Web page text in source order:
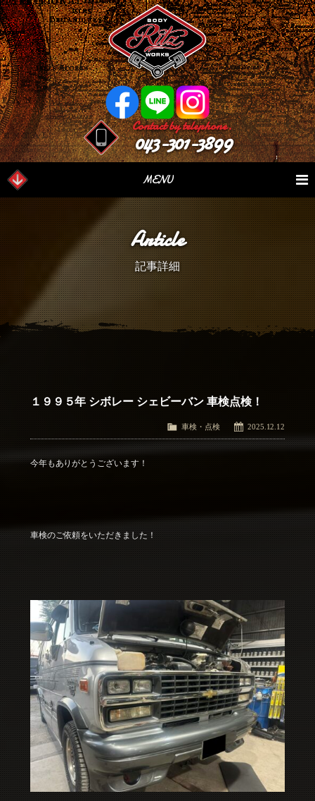
Contact by telephone.
043-301-3899
MENU
Our Serivce Stock List
在庫車情報
Parts Sales
パーツ情報 Case Study
作業日誌
Blog
つぶやき Factory
会社概要
Article
記事詳細
１９９５年 シボレー シェビーバン 車検点検！
2025.12.12
車検・点検
今年もありがとうございます！
車検のご依頼をいただきました！